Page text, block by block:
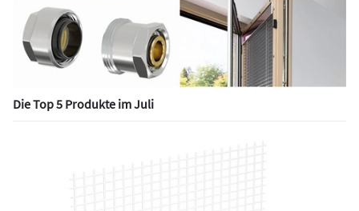
Die Top 5 Produkte im Juli